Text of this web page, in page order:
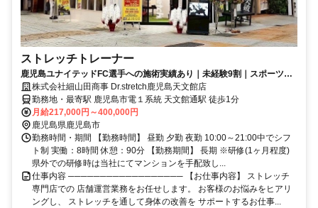
ストレッチトレーナー
鹿児島ユナイテッドFC選手への施術実績あり｜未経験9割｜スポーツ好
き歓迎！ストレッチトレーナー募集
株式会社細山田商事 Dr.stretch鹿児島天文館店
勤務地・最寄駅 鹿児島市電１系統 天文館通駅 徒歩1分
月給217,000円～400,000円
鹿児島県鹿児島市
勤務時間・期間 【勤務時間】 昼勤 夕勤 夜勤 10:00～21:00中でシフ
ト制 実働：8時間 休憩：90分 【勤務期間】 長期 ※研修(1ヶ月程度)
県外での研修時は当社にてマンションを手配致し...
仕事内容 ────────────────── 【お仕事内容】 ストレッチ
専門店での 店舗運営業務をお任せします。 お客様のお悩みをヒアリ
ングし、 ストレッチを通して身体の改善を サポートするお仕事...